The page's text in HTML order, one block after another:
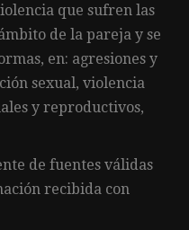
que sufren las
de la pareja y se
en: agresiones y
sexual, violencia
y reproductivos,
de fuentes válidas
recibida con